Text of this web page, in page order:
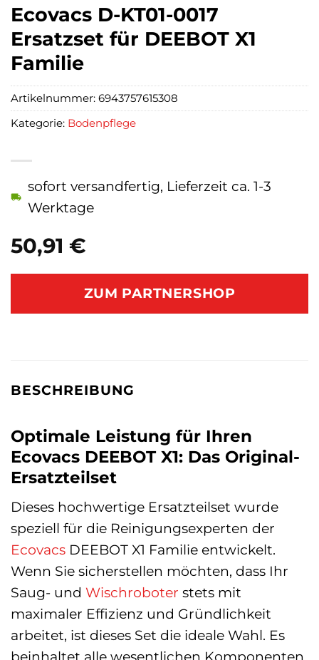
Ecovacs D-KT01-0017
Ersatzset für DEEBOT X1
Familie
50,91 €
sofort versandfertig, Lieferzeit ca. 1-3
Werktage
ZUM PARTNERSHOP
Artikelnummer: 6943757615308
Kategorie: Bodenpflege
BESCHREIBUNG
Optimale Leistung für Ihren
Ecovacs DEEBOT X1: Das Original-
Ersatzteilset
Dieses hochwertige Ersatzteilset wurde
speziell für die Reinigungsexperten der
Ecovacs DEEBOT X1 Familie entwickelt.
Wenn Sie sicherstellen möchten, dass Ihr
Saug- und Wischroboter stets mit
maximaler Effizienz und Gründlichkeit
arbeitet, ist dieses Set die ideale Wahl. Es